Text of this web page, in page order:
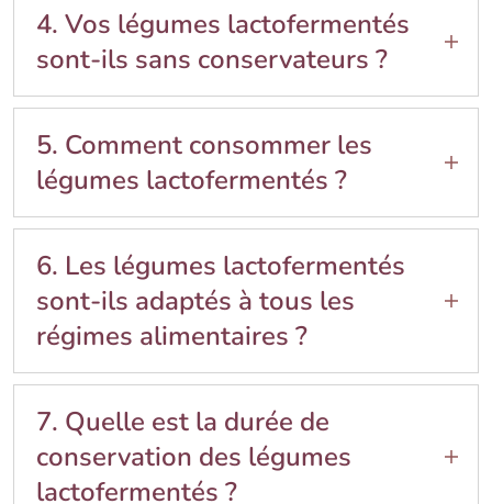
biologique, préparés avec des ingrédients frais
et sans additifs artificiels.
4. Vos légumes lactofermentés
sont-ils sans conservateurs ?
Oui, nos légumes lactofermentés sont naturels,
sans conservateurs, afin de garantir leur
fraîcheur et leurs bienfaits.
5. Comment consommer les
légumes lactofermentés ?
Les légumes lactofermentés peuvent être
dégustés en accompagnement de plats,
salades, ou même en-cas sains pour profiter de
leurs bienfaits.
6. Les légumes lactofermentés
sont-ils adaptés à tous les
régimes alimentaires ?
Oui, ils conviennent à la plupart des régimes
alimentaires, y compris végétariens,
végétaliens et sans gluten.
7. Quelle est la durée de
conservation des légumes
lactofermentés ?